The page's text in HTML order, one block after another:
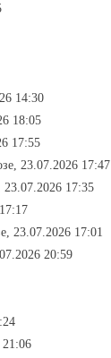
14:30
18:05
17:55
23.07.2026 17:47
23.07.2026 17:35
23.07.2026 17:01
20:59
21:06